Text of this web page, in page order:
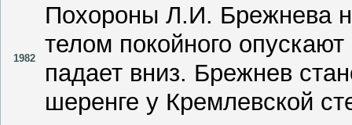
1982
Похороны Л.И. Брежнева
телом покойного
падает вниз. Брежнев
шеренге у Кремлевской